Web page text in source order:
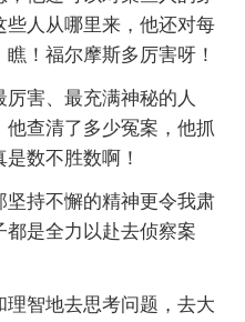
人从哪里来，他还对每
！福尔摩斯多厉害呀！
害、最充满神秘的人
查清了多少冤案，他抓
数不胜数啊！
持不懈的精神更令我肃
是全力以赴去侦察案
智地去思考问题，去大